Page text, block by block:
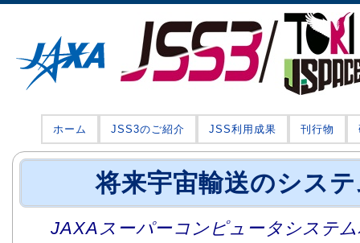
ホーム JSS3のご紹介 JSS利用成果 刊行物
将来宇宙輸送のシス
JAXAスーパーコンピュータシステ